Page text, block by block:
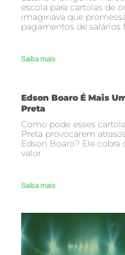
escola para cartolas de
imaginava que
pagamentos de salários
Saiba mais
Edson Boaro É Mais
Preta
Como pode esses
Preta provocarem
Edson Boaro? Ele cobra
valor
Saiba mais